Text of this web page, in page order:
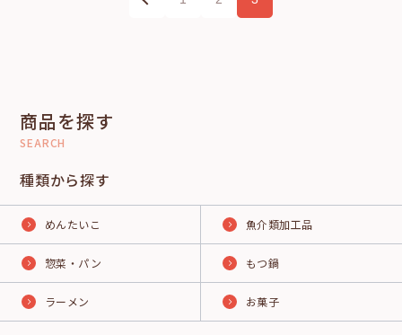
商品を探す
SEARCH
種類から探す
めんたいこ 魚介類加工品
惣菜・パン もつ鍋
ラーメン お菓子